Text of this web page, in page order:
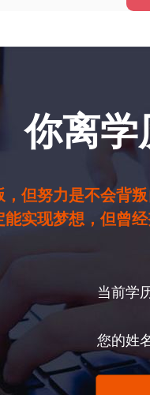
你离
，但努力是不会背
能实现梦想，但曾
当前学
您的姓